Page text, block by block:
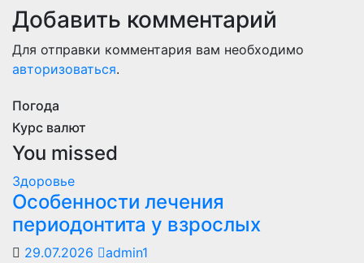
Добавить комментарий
Для отправки комментария вам необходимо
авторизоваться.
Погода
Курс валют
You missed
Здоровье
Особенности лечения
периодонтита у взрослых
29.07.2026
admin1